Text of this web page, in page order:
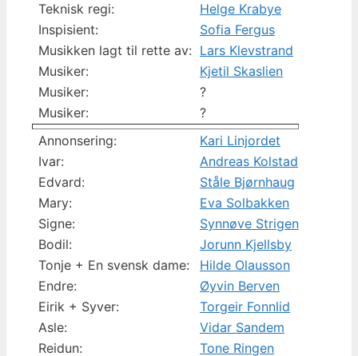
Teknisk regi:
Helge Krabye
Inspisient:
Sofia Fergus
Musikken lagt til rette av: Lars Klevstrand
Musiker:
Kjetil Skaslien
Musiker:
?
Musiker:
?
Annonsering:
Kari Linjordet
Ivar:
Andreas Kolstad
Edvard:
Ståle Bjørnhaug
Mary:
Eva Solbakken
Signe:
Synnøve Strigen
Bodil:
Jorunn Kjellsby
Tonje + En svensk dame:
Hilde Olausson
Endre:
Øyvin Berven
Eirik + Syver:
Torgeir Fonnlid
Asle:
Vidar Sandem
Reidun:
Tone Ringen